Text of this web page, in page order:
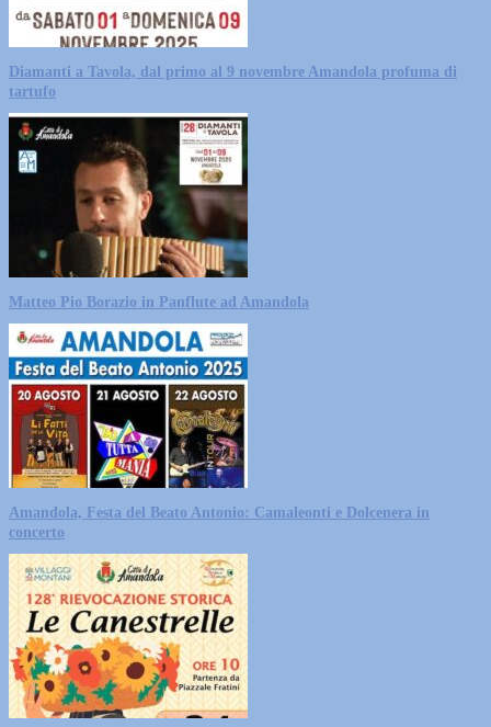
Diamanti a Tavola, dal primo al 9 novembre Amandola profuma di
tartufo
Matteo Pio Borazio in Panflute ad Amandola
Amandola, Festa del Beato Antonio: Camaleonti e Dolcenera in
concerto